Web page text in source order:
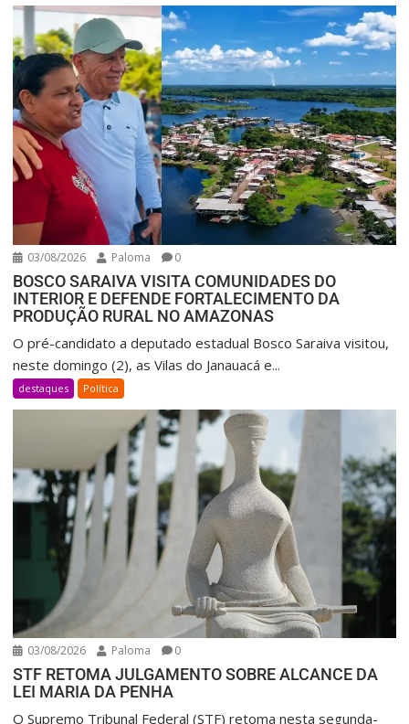
03/08/2026 Paloma 0
BOSCO SARAIVA VISITA COMUNIDADES DO
INTERIOR E DEFENDE FORTALECIMENTO DA
PRODUÇÃO RURAL NO AMAZONAS
O pré-candidato a deputado estadual Bosco Saraiva visitou,
neste domingo (2), as Vilas do Janauacá e...
destaques Política
03/08/2026 Paloma 0
STF RETOMA JULGAMENTO SOBRE ALCANCE DA
LEI MARIA DA PENHA
O Supremo Tribunal Federal (STF) retoma nesta segunda-